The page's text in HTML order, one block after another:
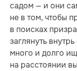
садом — и они
не в том, чтобы
в поисках
заглянуть
много и долго
на расстоянии